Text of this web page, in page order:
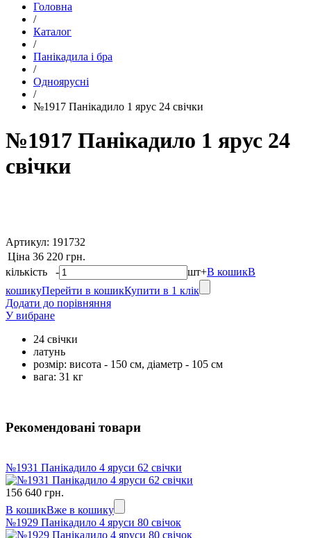
Головна
/
Каталог
/
Панікадила і бра
/
Одноярусні
/
№1917 Панікадило 1 ярус 24 свічки
№1917 Панікадило 1 ярус 24
свічки
Артикул: 191732
Ціна 36 220 грн.
кількість - шт+В кошикВ
кошикуПерейти в кошикКупити в 1 клік
Додати до порівняння
У вибране
24 свічки
латунь
розмір: висота - 150 см, діаметр - 105 см
вага: 31 кг
Рекомендовані товари
№1931 Панікадило 4 яруси 62 свічки
156 640 грн.
В кошикВже в кошику
№1929 Панікадило 4 яруси 80 свічок